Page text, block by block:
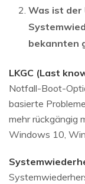
Was ist der
bekannten
LKGC (Last
Notfall-Boot-
basierte
mehr rückgängig
Windows 10,